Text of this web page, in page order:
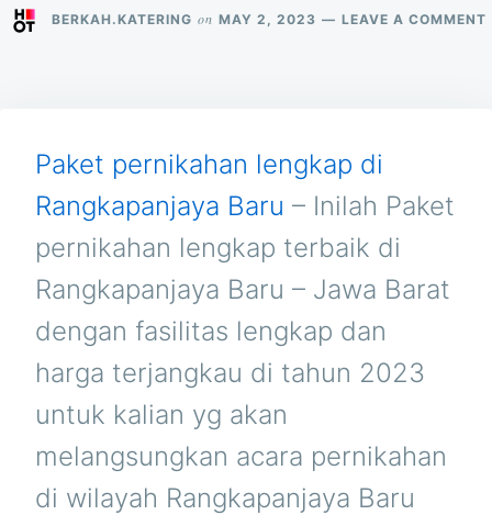
BERKAH.KATERING on MAY 2, 2023 LEAVE A COMMENT
Paket pernikahan lengkap di
Rangkapanjaya Baru – Inilah Paket
pernikahan lengkap terbaik di
Rangkapanjaya Baru – Jawa Barat
dengan fasilitas lengkap dan
harga terjangkau di tahun 2023
untuk kalian yg akan
melangsungkan acara pernikahan
di wilayah Rangkapanjaya Baru